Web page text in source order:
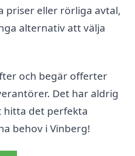
priser eller rörliga avtal,
alternativ att välja
och begär offerter
Det har aldrig
hitta det perfekta
behov i Vinberg!